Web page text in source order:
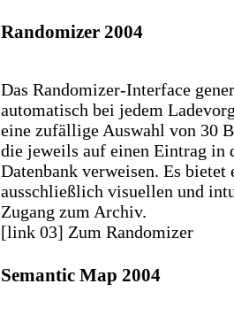
Randomizer 2004
Das Randomizer-Interface
automatisch bei jedem
eine zufällige Auswahl von 30
die jeweils auf einen Eintrag in
Datenbank verweisen. Es bietet
ausschließlich visuellen und
Zugang zum Archiv.
[link 03] Zum Randomizer
Semantic Map 2004